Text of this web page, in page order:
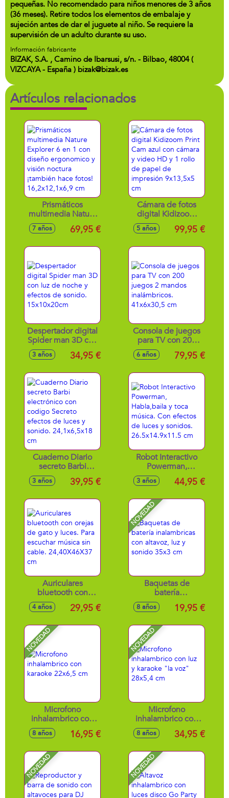
pequeñas. No recomendado para niños menores de 3 años
(36 meses). Retire todos los elementos de embalaje y
sujeción antes de dar el juguete al niño. Se requiere la
supervisión de un adulto durante su uso.
Información fabricante
BIZAK, S.A. , Camino de Ibarsusi, s/n. - Bilbao, 48004 (
VIZCAYA - España ) bizak@bizak.es
Artículos relacionados
Prismáticos
multimedia Nature
Explorer 6 en 1 con
diseño ergonomico
16,2x12,1x6,9 cm
7 años 69,95 €
Cámara de fotos
digital Kidizoom
Print Cam azul con
cámara y video HD
5 años 99,95 €
Despertador digital
Spider man 3D con
luz de noche y
efectos de sonido.
3 años 34,95 €
Consola de juegos
para TV con 200
juegos 2 mandos
inalámbricos.
6 años 79,95 €
Cuaderno Diario
secreto Barbi
electrónico con
codigo Secreto
24,1x6,5x18 cm
3 años 39,95 €
Robot Interactivo
Powerman,
Habla,baila y toca
música. Con
sonidos.
26.5x14.9x11.5 cm
3 años 44,95 €
Auriculares
bluetooth con
orejas de gato y
luces. Para
sin cable.
24,40X46X37 cm
4 años 29,95 €
NOVEDAD
Baquetas de
batería
inalambricas con
altavoz, luz y
8 años 19,95 €
NOVEDAD
Microfono
inhalambrico con
karaoke 22x6,5 cm
8 años 16,95 €
NOVEDAD
Microfono
inhalambrico con
luz y karaoke "la
voz" 28x5,4 cm
8 años 34,95 €
NOVEDAD NOVEDAD